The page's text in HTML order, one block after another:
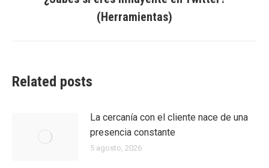
Entrada
siguiente:
(Herramientas)
Related posts
La cercanía con el cliente nace de una
presencia constante
5 agosto, 2026